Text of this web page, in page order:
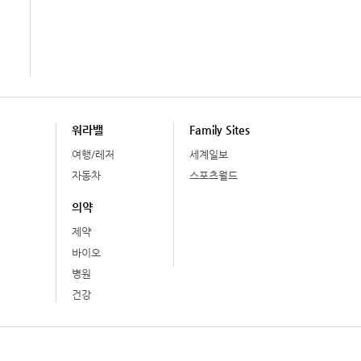
워라밸
여행/레저
자동차
의약
제약
바이오
병원
건강
Family Sites
세계일보
스포츠월드